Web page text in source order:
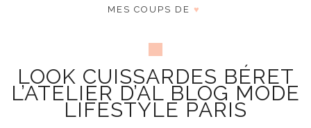
MES COUPS DE ♥
LOOK CUISSARDES BÉRET
L’ATELIER D’AL BLOG MODE
LIFESTYLE PARIS